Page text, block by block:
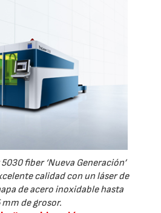
fiber ‘Nueva Generación’
calidad con un láser de
de acero inoxidable hasta
mm de grosor.